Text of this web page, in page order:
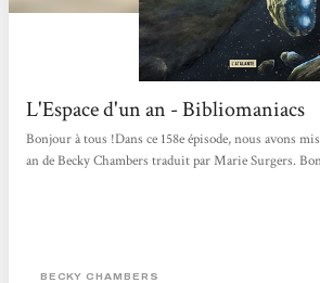
L'Espace d'un an - Bibliomaniacs
Bonjour à tous !Dans ce 158e épisode, nous avons mis
an de Becky Chambers traduit par Marie Surgers.
BECKY CHAMBERS